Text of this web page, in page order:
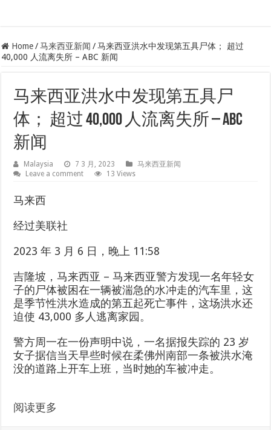
Home / 马来西亚新闻 / 马来西亚洪水中发现第五具尸体； 超过
40,000 人流离失所 – ABC 新闻
马来西亚洪水中发现第五具尸
体； 超过 40,000 人流离失所 – ABC
新闻
Malaysia 7 3 月, 2023
马来西亚新闻
Leave a comment
13 Views
马来西
经过美联社
2023 年 3 月 6 日，晚上 11:58
吉隆坡，马来西亚 –马来西亚警方发现一名年轻女
子的尸体被困在一辆被湍急的水冲走的汽车里，这
是季节性洪水造成的第五起死亡事件，这场洪水还
迫使 43,000 多人逃离家园。
警方周一在一份声明中说，一名据报失踪的 23 岁
女子据信当天早些时候在柔佛州南部一条被洪水淹
没的道路上开车上班，当时她的车被冲走。
阅读更多